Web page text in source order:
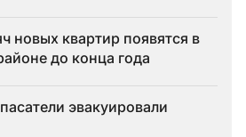
новых квартир появятся в
до конца года
эвакуировали